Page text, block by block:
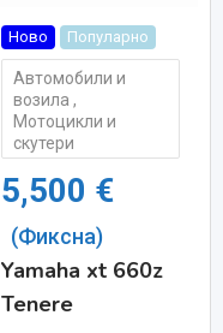
Ново Популарно
Автомобили и
возила ,
Мотоцикли и
скутери
5,500 €
(Фиксна)
Yamaha xt 660z
Tenere